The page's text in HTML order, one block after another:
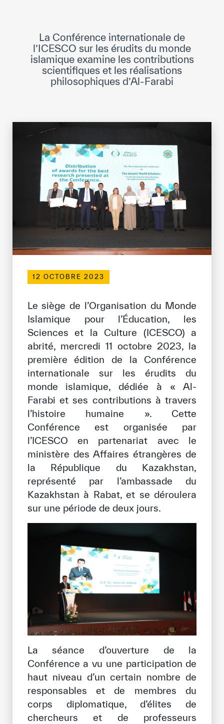
Normes Internationales de Qualité et
d’Excellence
Ce que nous faisons
Secrétariat Général
Partenariats
Notre impact
Objectifs de développement durable
Données et perspectives
Bibliothèque Numérique de l’ICESCO
Actualités et événements
Communiqués de presse
Événements
Réseaux Sociaux de l’ICESCO
Contact
Contact
Bureaux de l’ICESCO
S’engager
Notre méthode de travail
S’engager
Rejoignez la famille de l’ICESCO
Soutien et dons
Copyright ICESCO. Tous droits réservés.
Politique de confidentialité
Politique et procédure concernant l’IA
PPSSI
Clause de non-responsabilité
La Conférence internationale de
l’ICESCO sur les érudits du monde
islamique examine les contributions
scientifiques et les réalisations
philosophiques d’Al-Farabi
12 OCTOBRE 2023
Le siège de l’Organisation du Monde
Islamique pour l’Éducation, les
Sciences et la Culture (ICESCO) a
abrité, mercredi 11 octobre 2023, la
première édition de la Conférence
internationale sur les érudits du
monde islamique, dédiée à « Al-
Farabi et ses contributions à travers
l’histoire humaine ». Cette
Conférence est organisée par
l’ICESCO en partenariat avec le
ministère des Affaires étrangères de
la République du Kazakhstan,
représenté par l’ambassade du
Kazakhstan à Rabat, et se déroulera
sur une période de deux jours.
La séance d’ouverture de la
Conférence a vu une participation de
haut niveau d’un certain nombre de
responsables et de membres du
corps diplomatique, d’élites de
chercheurs et de professeurs